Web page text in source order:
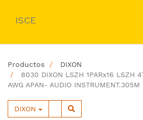
ISCE
Productos
DIXON
8030 DIXON LSZH 1PARx16 LSZH
AWG APAN- AUDIO INSTRUMENT.305M
DIXON